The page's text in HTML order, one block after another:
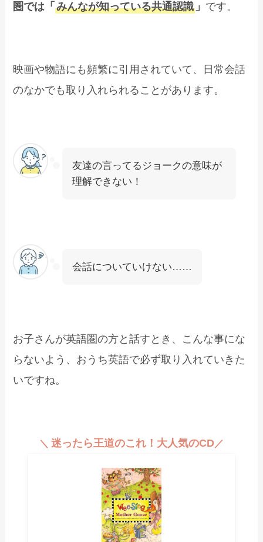
圏では「みんなが知っている共通認識 」 です。
映画や物語にも頻繁に引用されていて、日常会話
のなかでも取り入れられることがあります。
友達の言ってるジョークの意味が
理解できない！
会話についていけない……
お子さんが英語圏の方と話すとき、こんな事にな
らないよう、おうち英語で必ず取り入れていきた
いですね。
＼ 迷ったら王道のこれ！大人気のCD／